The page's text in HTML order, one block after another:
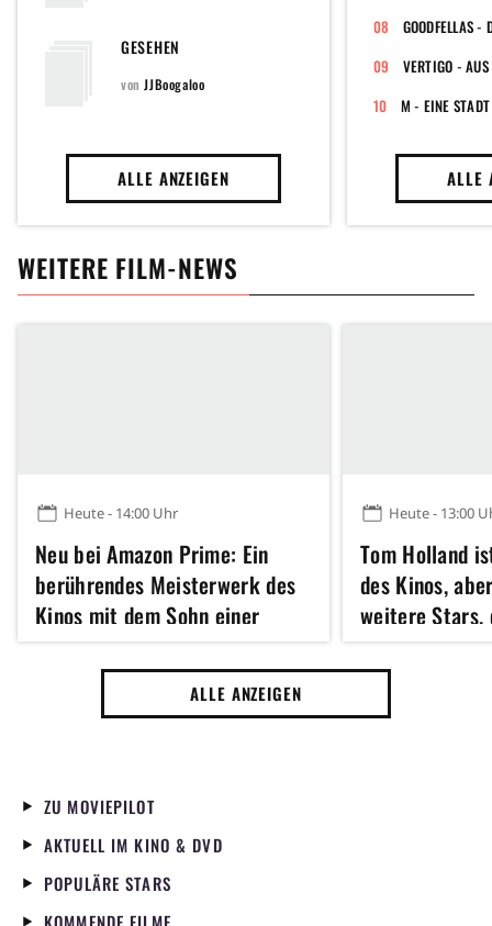
GESEHEN
von JJBoogaloo
ALLE ANZEIGEN
VERTIGO -
M - EINE
ALLE
WEITERE FILM-NEWS
Heute - 14:00 Uhr
Neu bei Amazon Prime: Ein
berührendes Meisterwerk des
Kinos mit dem Sohn einer
verstorbenen
Schauspiellegende
Heute - 13:00
Tom Holland
des Kinos,
weitere
Man UND Die
mitspielen
ALLE ANZEIGEN
ZU MOVIEPILOT
AKTUELL IM KINO & DVD
POPULÄRE STARS